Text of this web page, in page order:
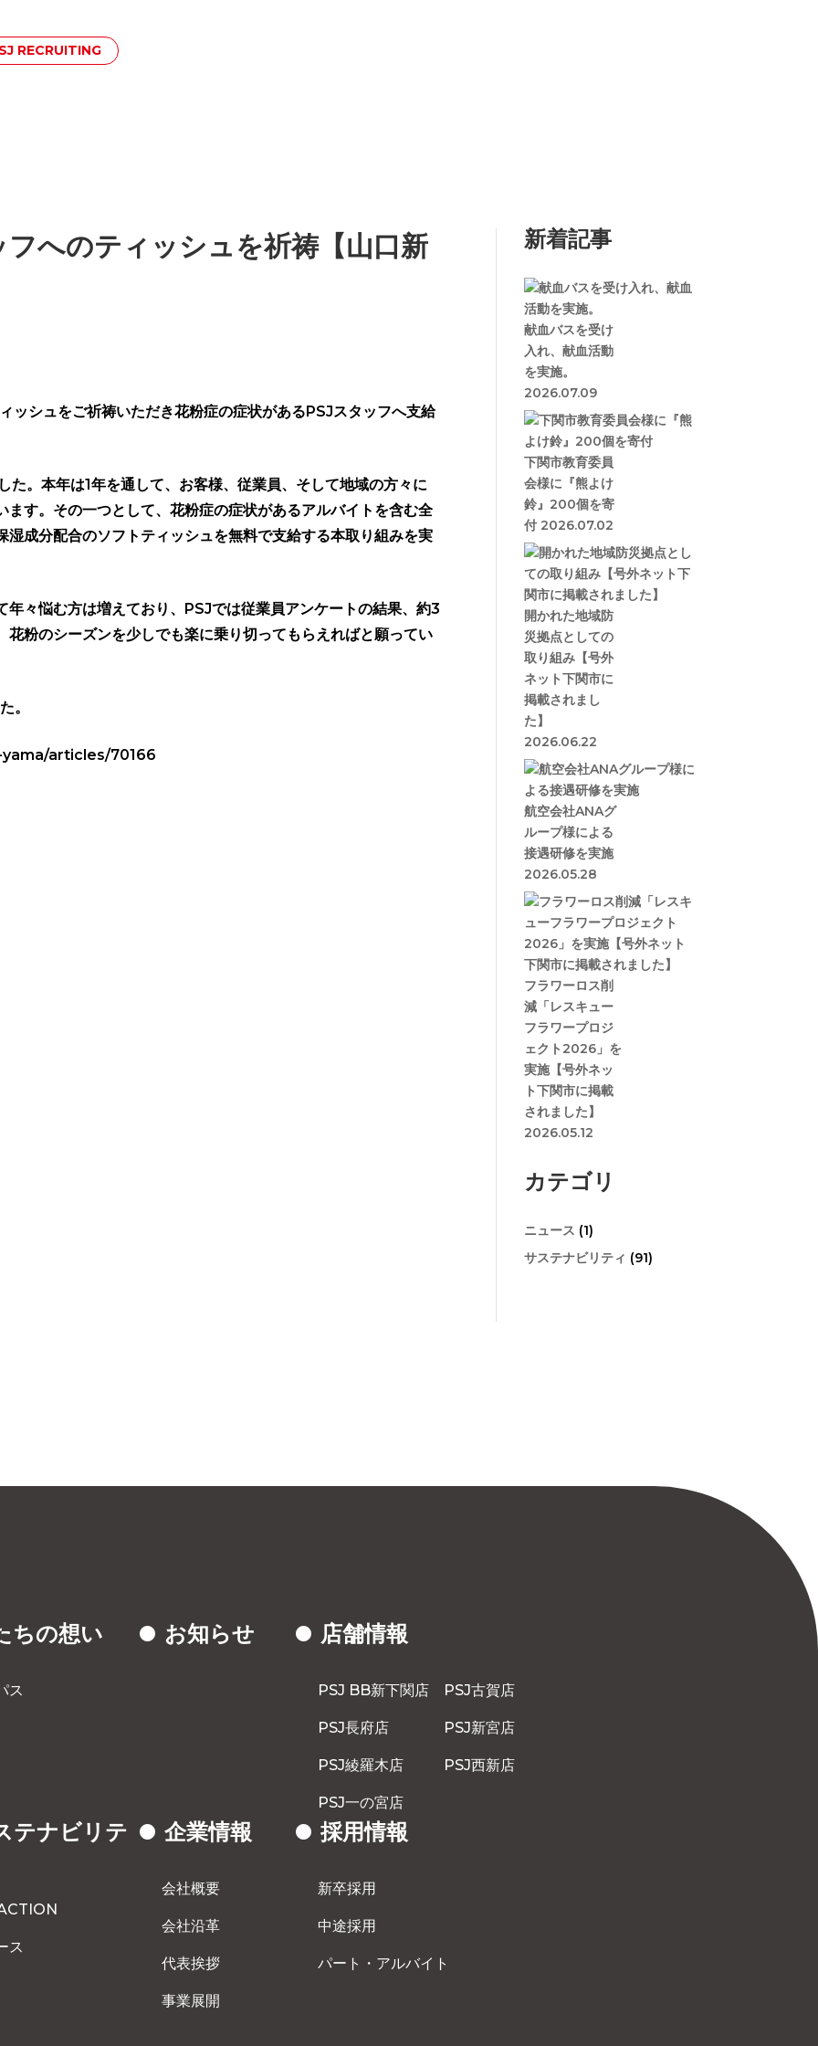
RECRUITING
へのティッシュを祈祷【山口新
シュをご祈祷いただき花粉症の症状があるPSJスタッフへ支給
。本年は1年を通して、お客様、従業員、そして地域の方々に
す。その一つとして、花粉症の症状があるアルバイトを含む全
成分配合のソフトティッシュを無料で支給する本取り組みを実
々悩む方は増えており、PSJでは従業員アンケートの結果、約3
粉のシーズンを少しでも楽に乗り切ってもらえればと願ってい
。
articles/70166
新着記事
献血バスを受け
入れ、献血活動
を実施。
2026.07.09
下関市教育委員
会様に『熊よけ
鈴』200個を寄
付 2026.07.02
開かれた地域防
災拠点としての
取り組み【号外
ネット下関市に
掲載されまし
た】
2026.06.22
航空会社ANAグ
ループ様による
接遇研修を実施
2026.05.28
フラワーロス削
減「レスキュー
フラワープロジ
ェクト2026」を
実施【号外ネッ
ト下関市に掲載
されました】
2026.05.12
カテゴリ
ニュース (1)
サステナビリティ (91)
ちの想い
ス
お知らせ 店舗情報
PSJ BB新下関店 PSJ古賀店
PSJ長府店 PSJ新宮店
PSJ綾羅木店 PSJ西新店
PSJ一の宮店
テナビリテ
ス
企業情報
会社概要
会社沿革
代表挨拶
事業展開
採用情報
新卒採用
中途採用
パート・アルバイト